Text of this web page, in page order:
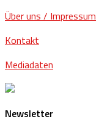
Über uns / Impressum
Kontakt
Mediadaten
Newsletter